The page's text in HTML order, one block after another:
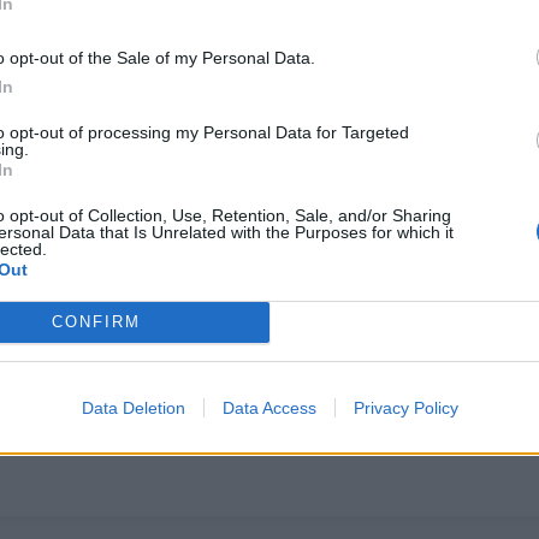
opt-out of the Sale of my Personal Data.
opt-out of processing my Personal Data for Targeted
opt-out of Collection, Use, Retention, Sale, and/or Sharing
Data that Is Unrelated with the Purposes for which it
CONFIRM
Data Deletion Data Access Privacy Policy
έχει ενταχθεί στα καταστήματα Παπασπύρου
και εκλεκτό Χριστουγεννιάτικο δώρο